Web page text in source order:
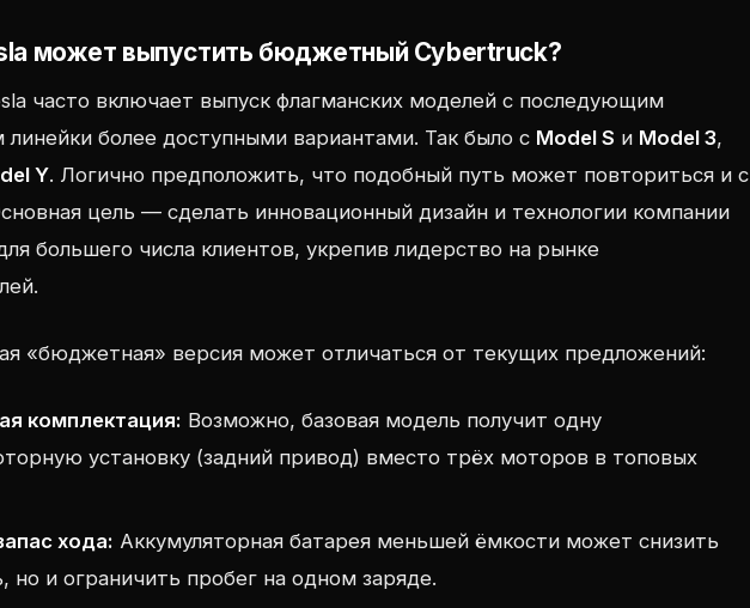
может выпустить бюджетный Cybertruck?
часто включает выпуск флагманских моделей с последующим
более доступными вариантами. Так было с Model S и Model 3,
Y. Логично предположить, что подобный путь может повториться и с
цель — сделать инновационный дизайн и технологии компании
большего числа клиентов, укрепив лидерство на рынке
«бюджетная» версия может отличаться от текущих предложений:
комплектация: Возможно, базовая модель получит одну
установку (задний привод) вместо трёх моторов в топовых
хода: Аккумуляторная батарея меньшей ёмкости может снизить
но и ограничить пробег на одном заряде.